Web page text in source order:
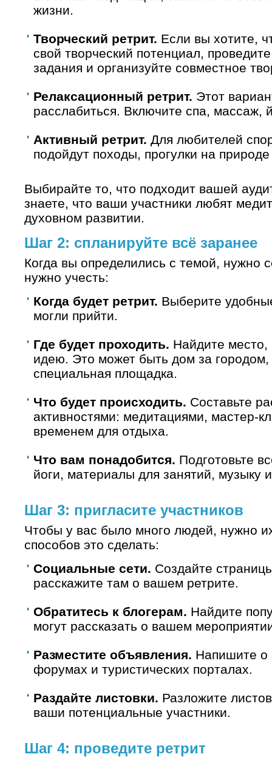
жизни.
Творческий ретрит. Если вы хотите,
свой творческий потенциал,
задания и организуйте совместное
Релаксационный ретрит. Этот
расслабиться. Включите спа, массаж,
Активный ретрит. Для любителей
подойдут походы, прогулки на
Выбирайте то, что подходит вашей
знаете, что ваши участники любят
духовном развитии.
Шаг 2: спланируйте всё заранее
Когда вы определились с темой, нужно
нужно учесть:
Когда будет ретрит. Выберите
могли прийти.
Где будет проходить. Найдите место,
идею. Это может быть дом за городом,
специальная площадка.
Что будет происходить. Составьте
активностями: медитациями, мастер-
временем для отдыха.
Что вам понадобится. Подготовьте
йоги, материалы для занятий, музыку
Шаг 3: пригласите участников
Чтобы у вас было много людей, нужно
способов это сделать:
Социальные сети. Создайте
расскажите там о вашем ретрите.
Обратитесь к блогерам. Найдите
могут рассказать о вашем
Разместите объявления. Напишите о
форумах и туристических порталах.
Раздайте листовки. Разложите
ваши потенциальные участники.
Шаг 4: проведите ретрит